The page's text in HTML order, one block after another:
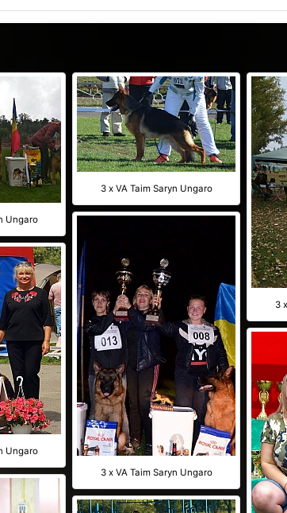
Ungaro
3 x VA Taim Saryn Ungaro
3
3 x VA Taim Saryn Ungaro
Ungaro